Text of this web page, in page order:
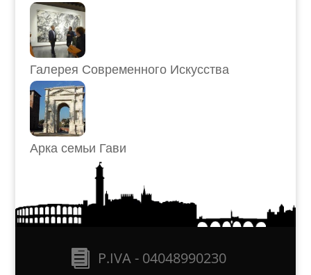
Галерея Современного Искусства
Арка семьи Гави
P.IVA - 04048990230